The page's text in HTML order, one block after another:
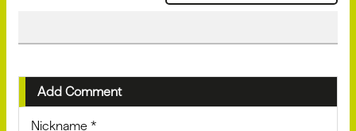
Add Comment
Nickname *